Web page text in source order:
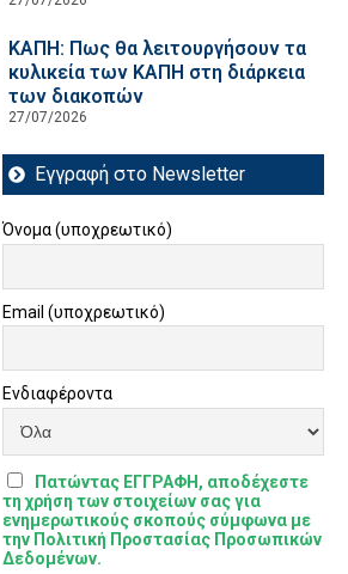
ΚΑΠΗ: Πως θα λειτουργήσουν τα
κυλικεία των ΚΑΠΗ στη διάρκεια
των διακοπών
27/07/2026
Εγγραφή στο Newsletter
Όνομα (υποχρεωτικό)
Email (υποχρεωτικό)
Ενδιαφέροντα
Πατώντας ΕΓΓΡΑΦΗ, αποδέχεστε
τη χρήση των στοιχείων σας για
ενημερωτικούς σκοπούς σύμφωνα με
την Πολιτική Προστασίας Προσωπικών
Δεδομένων.